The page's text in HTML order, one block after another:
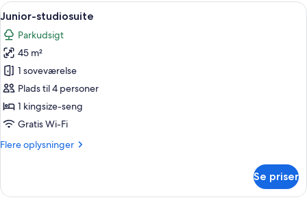
Indlæs
alle
billeder
af
Junior-
studiosuite
Et moderne hotelværelse med en
11
Junior-studiosuite
Parkudsigt
45 m²
1 soveværelse
Plads til 4 personer
1 kingsize-seng
Gratis Wi-Fi
Flere oplysninger
Flere
studiosuite
Se priser